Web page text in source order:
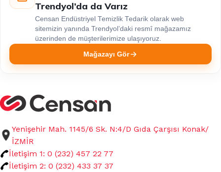
Trendyol’da da Varız
Censan Endüstriyel Temizlik Tedarik olarak web
sitemizin yanında Trendyol’daki resmî mağazamız
üzerinden de müşterilerimize ulaşıyoruz.
Mağazayı Gör
Yenişehir Mah. 1145/6 Sk. N:4/D Gıda Çarşısı Konak/
İZMİR
İletişim 1: 0 (232) 457 22 77
İletişim 2: 0 (232) 433 37 37